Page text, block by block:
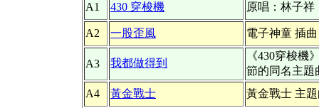
A1 430 穿梭機 原唱：林子祥
A2 一股歪風 電子神童 插曲
A3 我都做得到
《430穿梭機
節的同名主題
A4
黃金戰士 黃金戰士 主